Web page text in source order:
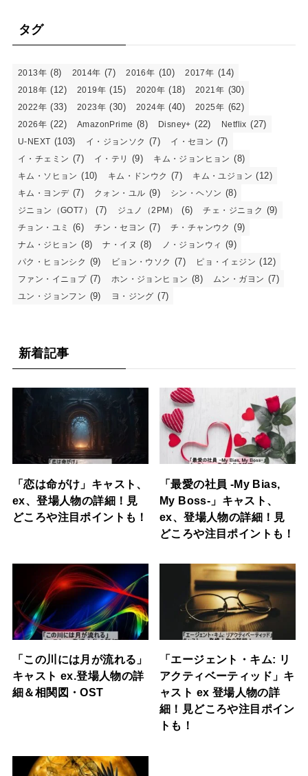
タグ
2013年 (8) 2014年 (7) 2016年 (10) 2017年 (14)
2018年 (12) 2019年 (15) 2020年 (18) 2021年 (30)
2022年 (33) 2023年 (30) 2024年 (40) 2025年 (62)
2026年 (22) AmazonPrime (8) Disney+ (22) Netflix (27)
U-NEXT (103) イ・ジョンソク (7) イ・セヨン (7)
イ・チェミン (7) イ・テリ (9) キム・ジョンヒョン (8)
キム・ソヒョン (10) キム・ドンウク (7) キム・ユジョン (12)
キム・ヨンデ (7) クォン・ユル (9) シン・ヘソン (8)
ジニョン（GOT7） (7) ジュノ（2PM） (6) チェ・ジニョク (9)
チョン・ユミ (6) チン・セヨン (7) チ・チャンウク (9)
ナム・ジヒョン (8) ナ・イヌ (8) ノ・ジョンウィ (9)
パク・ヒョンシク (9) ビョン・ウソク (7) ピョ・イェジン (12)
ファン・イニョプ (7) ホン・ジョンヒョン (8) ムン・ガヨン (7)
ユン・ジョンフン (9) ヨ・ジング (7)
新着記事
「恋は命がけ」キャスト、
ex、登場人物の詳細！見
どころや注目ポイントも！
「最愛の社員 -My Bias,
My Boss-」キャスト、
ex、登場人物の詳細！見
どころや注目ポイントも！
「この川には月が流れる」
キャスト ex.登場人物の詳
細＆相関図・OST
「エージェント・キム: リ
アクティベーティッド」キ
ャスト ex 登場人物の詳
細！見どころや注目ポイン
トも！